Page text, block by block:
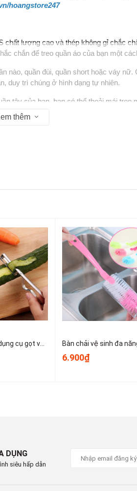
hoangstore247
chất lượng cao và thép không gỉ chắc
chắn để treo quần áo của bạn một
nào, quần đùi, quần short hoặc váy nữ.
duy trì chúng ở hình dạng tự nhiên.
tây của bạn, bạn có thể thoải mái treo
hay quần áo dành cho người lớn,
13:30 - 17:30
Hồ Chí Minh
thêm
Dao bào thép, dụng cụ gọt vỏ kim loại, dụng cụ gọt vỏ trái cây và rau củ nhỏ gọn dễ sử dụng T1243
6.900₫
DỤNG
siêu hấp dẫn